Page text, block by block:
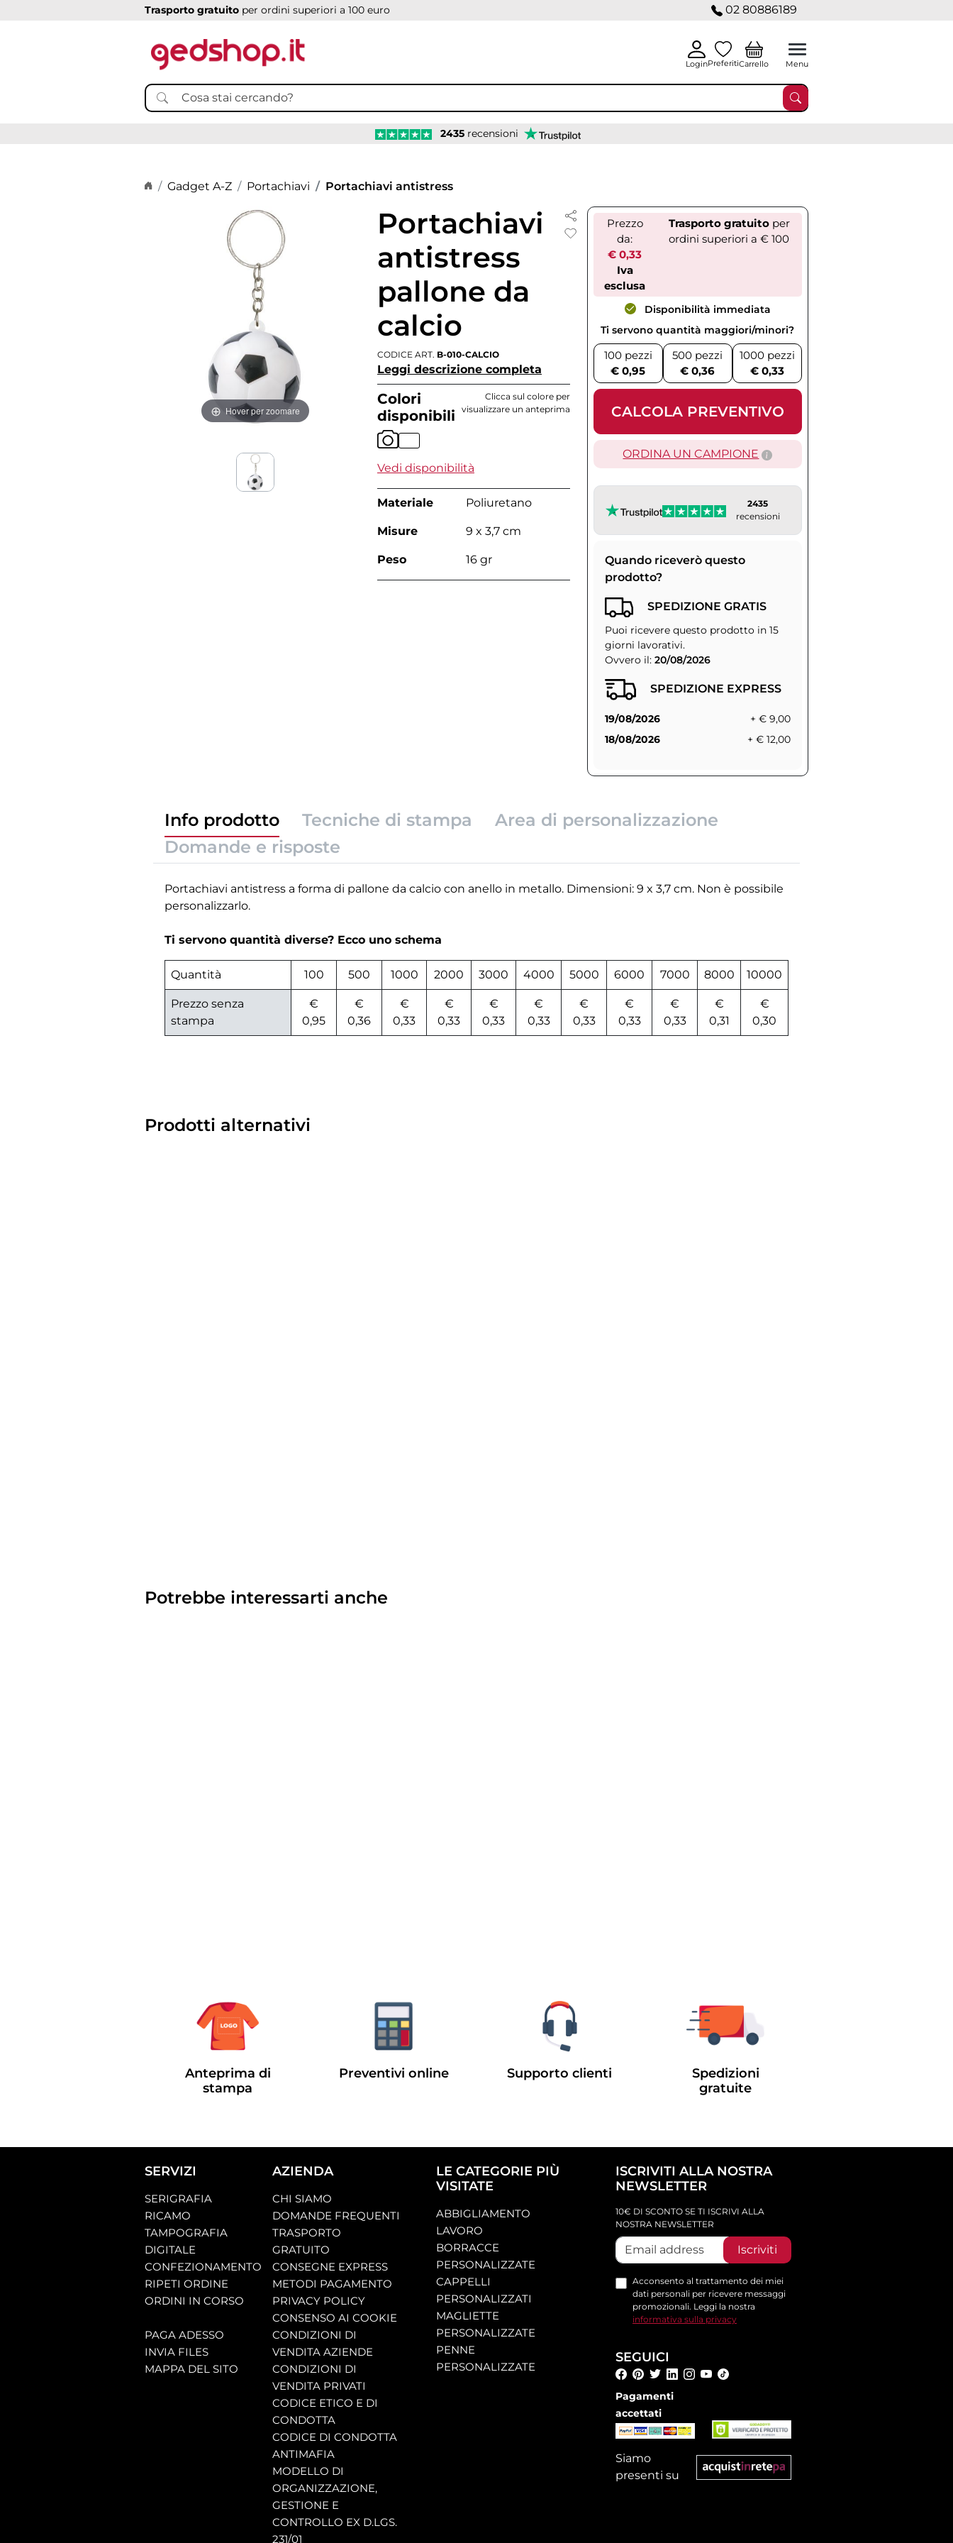
Trasporto gratuito per ordini superiori a 100 euro 02 80886189
LoginPreferitiCarrello Menu
2435 recensioni
Home page
Gadget A-Z Portachiavi Portachiavi antistress
Hover per zoomare
Portachiavi
antistress
pallone da
calcio
CODICE ART. B-010-CALCIO
Leggi descrizione completa
Colori
disponibili
Clicca sul colore per
visualizzare un anteprima
Vedi disponibilità
Materiale Poliuretano
Misure 9 x 3,7 cm
Peso 16 gr
Prezzo
da:
€ 0,33
Iva
esclusa
Trasporto gratuitoper
ordini superiori a € 100
Disponibilità immediata
Ti servono quantità maggiori/minori?
100 pezzi
€ 0,95
500 pezzi
€ 0,36
1000 pezzi
€ 0,33
CALCOLA PREVENTIVO
ORDINA UN CAMPIONE
2435
recensioni
Quando riceverò questo
prodotto?
SPEDIZIONE GRATIS
Puoi ricevere questo prodotto in 15
giorni lavorativi.
Ovvero il: 20/08/2026
SPEDIZIONE EXPRESS
19/08/2026
+ € 9,00
18/08/2026
+ € 12,00
Info prodotto Tecniche di stampa
Area di personalizzazione
Domande e risposte
Portachiavi antistress a forma di pallone da calcio con anello in metallo. Dimensioni: 9 x 3,7 cm. Non è possibile
personalizzarlo.
Ti servono quantità diverse? Ecco uno schema
Quantità 100 500 1000 2000 3000 4000 5000 6000 7000 8000 10000
Prezzo senza
stampa
€
0,95
€
0,36
€
0,33
€
0,33
€
0,33
€
0,33
€
0,33
€
0,33
€
0,33
€
0,31
€
0,30
Prodotti alternativi
Potrebbe interessarti anche
Anteprima di
stampa
Preventivi online Supporto clienti
Spedizioni
gratuite
SERVIZI
SERIGRAFIA
RICAMO
TAMPOGRAFIA
DIGITALE
CONFEZIONAMENTO
RIPETI ORDINE
ORDINI IN CORSO
PAGA ADESSO
INVIA FILES
MAPPA DEL SITO
AZIENDA
CHI SIAMO
DOMANDE FREQUENTI
TRASPORTO
GRATUITO
CONSEGNE EXPRESS
METODI PAGAMENTO
PRIVACY POLICY
CONSENSO AI COOKIE
CONDIZIONI DI
VENDITA AZIENDE
CONDIZIONI DI
VENDITA PRIVATI
CODICE ETICO E DI
CONDOTTA
CODICE DI CONDOTTA
ANTIMAFIA
MODELLO DI
ORGANIZZAZIONE,
GESTIONE E
CONTROLLO EX D.LGS.
231/01
LE CATEGORIE PIÙ
VISITATE
ABBIGLIAMENTO
LAVORO
BORRACCE
PERSONALIZZATE
CAPPELLI
PERSONALIZZATI
MAGLIETTE
PERSONALIZZATE
PENNE
PERSONALIZZATE
ISCRIVITI ALLA NOSTRA
NEWSLETTER
10€ DI SCONTO SE TI ISCRIVI ALLA
NOSTRA NEWSLETTER
Iscriviti
Acconsento al trattamento dei miei
dati personali per ricevere messaggi
promozionali. Leggi la nostra
informativa sulla privacy
SEGUICI
Pagamenti
accettati
Siamo
presenti su